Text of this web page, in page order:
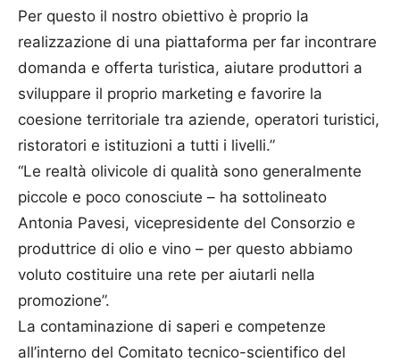
Per questo il nostro obiettivo è proprio la
realizzazione di una piattaforma per far incontrare
domanda e offerta turistica, aiutare produttori a
sviluppare il proprio marketing e favorire la
coesione territoriale tra aziende, operatori turistici,
ristoratori e istituzioni a tutti i livelli.”
“Le realtà olivicole di qualità sono generalmente
piccole e poco conosciute – ha sottolineato
Antonia Pavesi, vicepresidente del Consorzio e
produttrice di olio e vino – per questo abbiamo
voluto costituire una rete per aiutarli nella
promozione”.
La contaminazione di saperi e competenze
all’interno del Comitato tecnico-scientifico del